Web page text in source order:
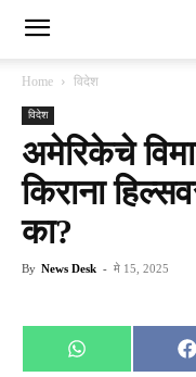
Home विदेश
विदेश
अमेरिकेचे
किराना
का?
By News Desk - मे 15, 2025
Share
WhatsApp